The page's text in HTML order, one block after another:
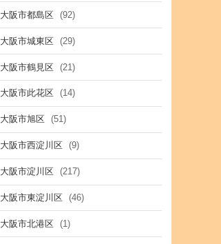
大阪市都島区 (92)
大阪市城東区 (29)
大阪市鶴見区 (21)
大阪市此花区 (14)
大阪市旭区 (51)
大阪市西淀川区 (9)
大阪市淀川区 (217)
大阪市東淀川区 (46)
大阪市北港区 (1)